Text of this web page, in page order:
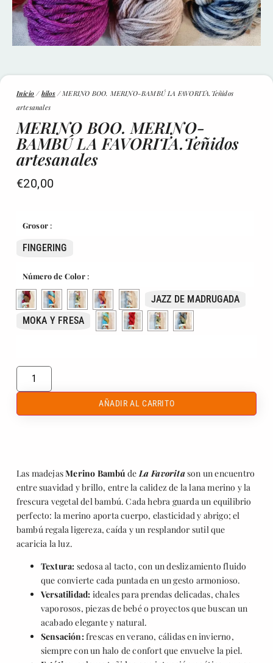
Inicio / hilos/ MERINO BOO. MERINO-BAMBÚ LA FAVORITA.Teñidos
artesanales
MERINO BOO. MERINO-
BAMBÚ LA FAVORITA.Teñidos
artesanales
€20,00
Grosor :
FINGERING
Número de Color :
JAZZ DE MADRUGADA
MOKA Y FRESA
AÑADIR AL CARRITO
Las madejasMerino Bambú deLa Favoritason un encuentro
entre suavidad y brillo, entre la calidez de la lana merino y la
frescura vegetal del bambú. Cada hebra guarda un equilibrio
perfecto: la merino aporta cuerpo, elasticidad y abrigo; el
bambú regala ligereza, caída y un resplandor sutil que
acaricia la luz.
Textura: sedosa al tacto, con un deslizamiento fluido
que convierte cada puntada en un gesto armonioso.
Versatilidad: ideales para prendas delicadas, chales
vaporosos, piezas de bebé o proyectos que buscan un
acabado elegante y natural.
Sensación:frescas en verano, cálidas en invierno,
siempre con un halo de confort que envuelve la piel.